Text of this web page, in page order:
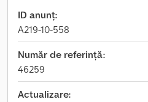
ID anunț:
A219-10-558
Număr de referință:
46259
Actualizare: